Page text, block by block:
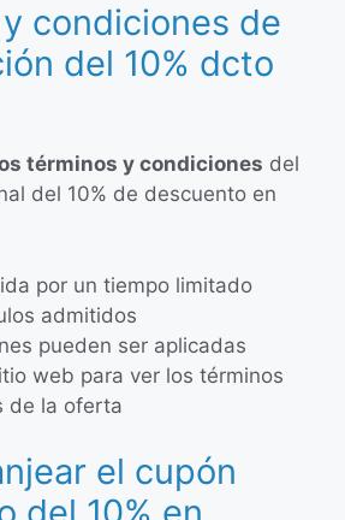
condiciones de
del 10% dcto
términos y condiciones del
del 10% de descuento en
por un tiempo limitado
admitidos
pueden ser aplicadas
web para ver los términos
de la oferta
el cupón